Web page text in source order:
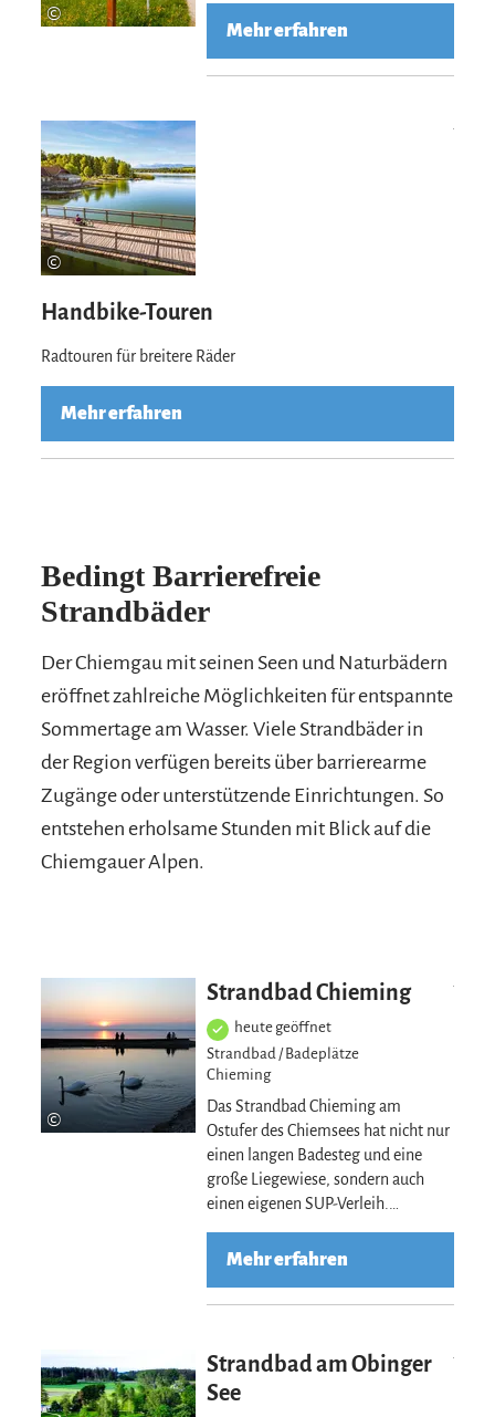
©
Mehr erfahren
©
Handbike-Touren
Radtouren für breitere Räder
Mehr erfahren
Bedingt Barrierefreie
Strandbäder
Der Chiemgau mit seinen Seen und Naturbädern
eröffnet zahlreiche Möglichkeiten für entspannte
Sommertage am Wasser. Viele Strandbäder in
der Region verfügen bereits über barrierearme
Zugänge oder unterstützende Einrichtungen. So
entstehen erholsame Stunden mit Blick auf die
Chiemgauer Alpen.
©
Strandbad Chieming
heute geöffnet
Strandbad / Badeplätze
Chieming
Das Strandbad Chieming am
Ostufer des Chiemsees hat nicht nur
einen langen Badesteg und eine
große Liegewiese, sondern auch
einen eigenen SUP-Verleih.…
Mehr erfahren
Strandbad am Obinger
See